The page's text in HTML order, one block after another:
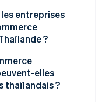
entreprises
?
elles
thaïlandais ?